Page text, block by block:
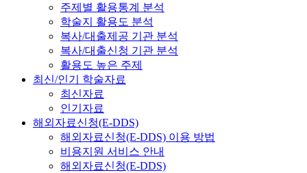
주제별 활용통계 분석
학술지 활용도 분석
복사/대출제공 기관 분석
복사/대출신청 기관 분석
활용도 높은 주제
최신/인기 학술자료
최신자료
인기자료
해외자료신청(E-DDS)
해외자료신청(E-DDS) 이용 방법
비용지원 서비스 안내
해외자료신청(E-DDS)